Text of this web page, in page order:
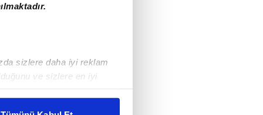
sizlere daha iyi reklam
ve sizlere en iyi